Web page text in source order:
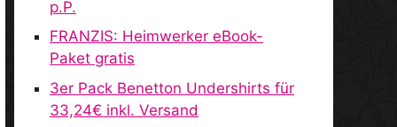
p.P.
FRANZIS: Heimwerker eBook-
Paket gratis
3er Pack Benetton Undershirts für
33,24€ inkl. Versand